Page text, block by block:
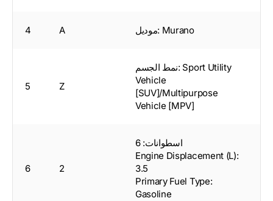
4 A موديل: Murano
5 Z
نمط الجسم: Sport Utility
Vehicle
[SUV]/Multipurpose
Vehicle [MPV]
6 2
اسطوانات: 6
Engine Displacement (L):
3.5
Primary Fuel Type:
Gasoline